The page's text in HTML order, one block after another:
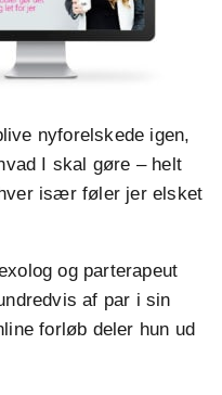
nyforelskede igen,
I skal gøre – helt
især føler jer elsket
og parterapeut
af par i sin
forløb deler hun ud